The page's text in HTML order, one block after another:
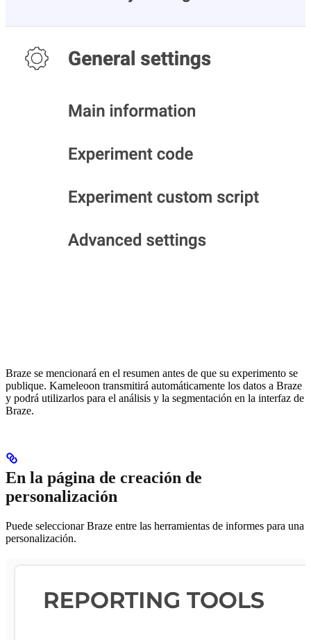
Braze se mencionará en el resumen antes de que su experimento se
publique. Kameleoon transmitirá automáticamente los datos a Braze
y podrá utilizarlos para el análisis y la segmentación en la interfaz de
Braze.
En la página de creación de
personalización
Puede seleccionar Braze entre las herramientas de informes para una
personalización.